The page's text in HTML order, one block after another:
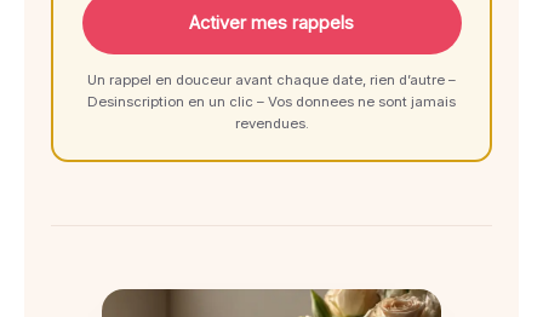
Activer mes rappels
Un rappel en douceur avant chaque date, rien d’autre –
Desinscription en un clic – Vos donnees ne sont jamais
revendues.